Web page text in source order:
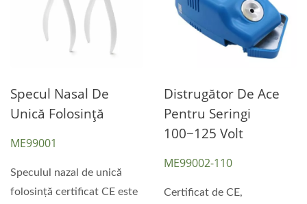
Specul Nasal De
Unică Folosință
ME99001
Speculul nazal de unică
folosință certificat CE este
Distrugător De Ace
Pentru Seringi
100~125 Volt
ME99002-110
Certificat de CE,